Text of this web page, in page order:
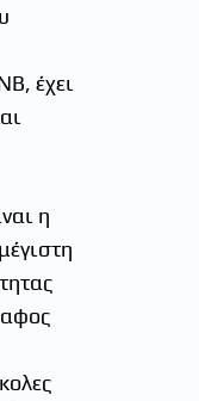
έχει
η